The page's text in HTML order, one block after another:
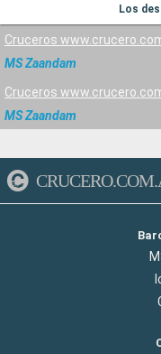
Los
Cruceros
MS Zaandam
Cruceros
MS Zaandam